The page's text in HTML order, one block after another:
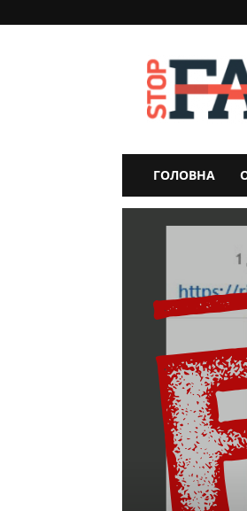
StopFake
ГОЛОВНА